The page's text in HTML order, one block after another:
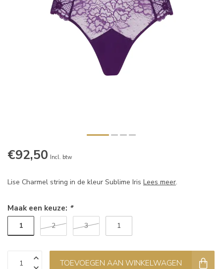
€92,50 Incl. btw
Lise Charmel string in de kleur Sublime Iris Lees meer.
Maak een keuze: *
1 2 3 1
TOEVOEGEN AAN WINKELWAGEN